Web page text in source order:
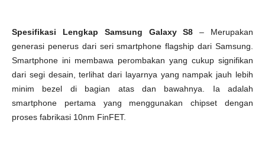
Spesifikasi Lengkap Samsung Galaxy S8 – Merupakan
generasi penerus dari seri smartphone flagship dari Samsung.
Smartphone ini membawa perombakan yang cukup signifikan
dari segi desain, terlihat dari layarnya yang nampak jauh lebih
minim bezel di bagian atas dan bawahnya. Ia adalah
smartphone pertama yang menggunakan chipset dengan
proses fabrikasi 10nm FinFET.